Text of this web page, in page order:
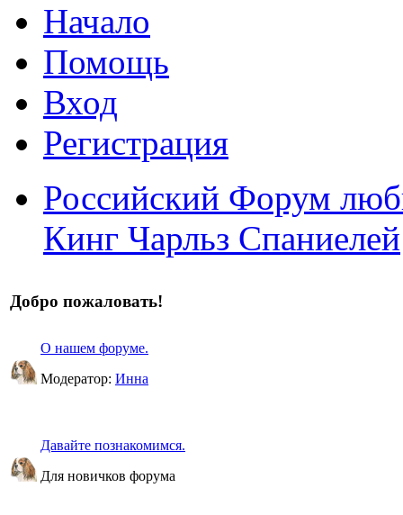
Начало
Помощь
Вход
Регистрация
Российский Форум
Кинг Чарльз Спаниелей
Добро пожаловать!
О нашем форуме.
Модератор: Инна
Давайте познакомимся.
Для новичков форума